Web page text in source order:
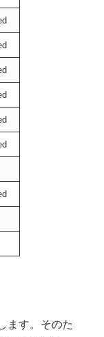
ます。そのた